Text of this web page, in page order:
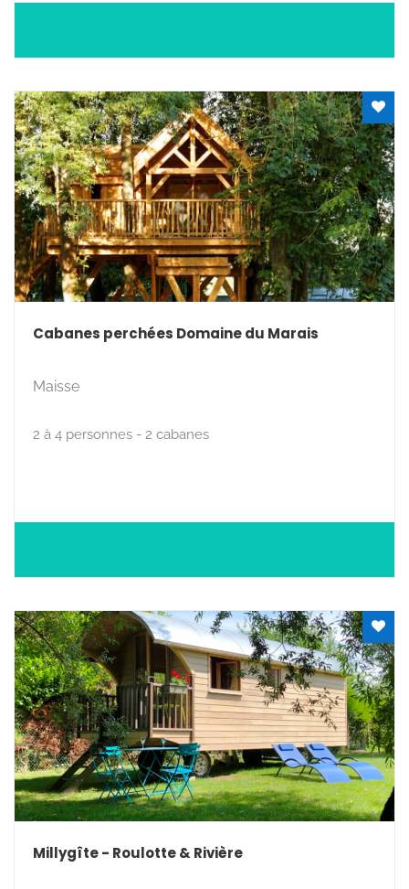
Cabanes perchées Domaine du Marais
Maisse
2 à 4 personnes - 2 cabanes
Millygîte - Roulotte & Rivière